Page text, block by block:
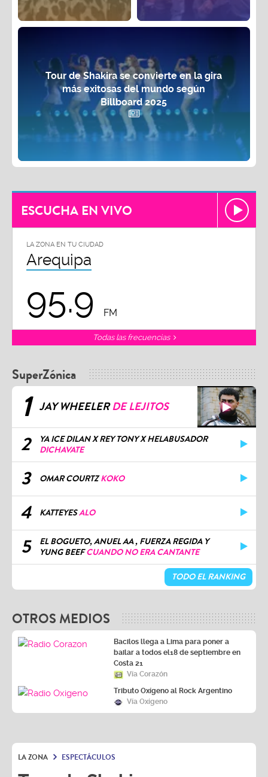
Tour de Shakira se convierte en la gira
más exitosas del mundo según
Billboard 2025
ESCUCHA EN VIVO
LA ZONA EN TU CIUDAD
Arequipa
95.9 FM
Todas las frecuencias
SuperZónica
1 JAY WHEELERDE LEJITOS
2
YA ICE DILAN X REY TONY X HELABUSADOR
DICHAVATE
3 OMAR COURTZKOKO
4 KATTEYESALO
5
EL BOGUETO, ANUEL AA , FUERZA REGIDA Y
YUNG BEEFCUANDO NO ERA CANTANTE
TODO EL RANKING
OTROS MEDIOS
Bacilos llega a Lima para poner a
bailar a todos el18 de septiembre en
Costa 21
Vía Corazón
Tributo Oxígeno al Rock Argentino
Vía Oxígeno
LA ZONA ESPECTÁCULOS